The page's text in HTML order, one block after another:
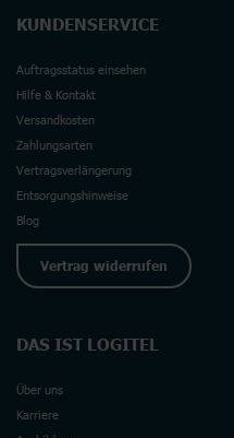
KUNDENSERVICE
Auftragsstatus einsehen
Hilfe & Kontakt
Versandkosten
Zahlungsarten
Vertragsverlängerung
Entsorgungshinweise
Blog
Vertrag widerrufen
DAS IST LOGITEL
Über uns
Karriere